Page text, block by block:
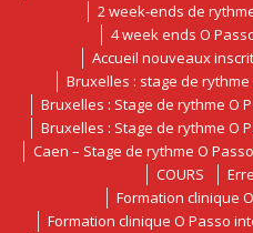
2 week-ends de
4 week ends O
Accueil nouveaux
Bruxelles : stage de
Bruxelles : Stage de rythme O
Bruxelles : Stage de rythme O
Caen – Stage de rythme O
COURS
Formation clinique
Formation clinique O Passo